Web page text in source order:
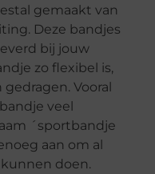
gemaakt van
Deze bandjes
bij jouw
zo flexibel is,
Vooral
veel
´sportbandje
aan om al
doen.